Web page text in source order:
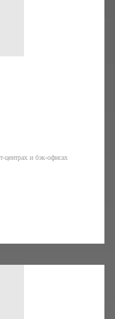
центрах и бэк-офисах